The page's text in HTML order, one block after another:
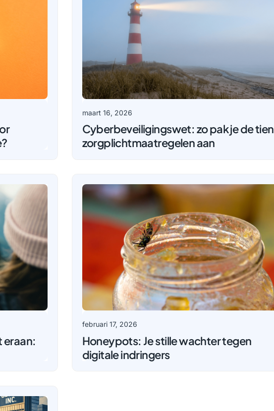
maart 16, 2026
Cyberbeveiligingswet: zo pak je de tien
zorgplichtmaatregelen aan
eraan:
februari 17, 2026
Honeypots: Je stille wachter tegen
digitale indringers